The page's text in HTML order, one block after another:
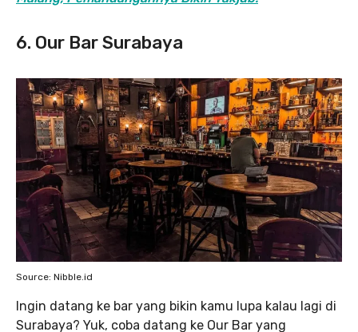
6. Our Bar Surabaya
Source: Nibble.id
Ingin datang ke bar yang bikin kamu lupa kalau lagi di
Surabaya? Yuk, coba datang ke Our Bar yang